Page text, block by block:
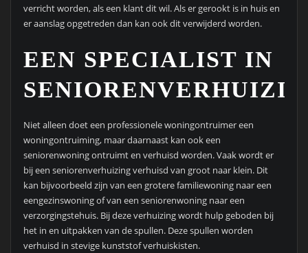
verricht worden, als een klant dit wil. Als er gerookt is in huis en
er aanslag opgetreden dan kan ook dit verwijderd worden.
EEN SPECIALIST IN
Niet alleen doet een professionele woningontruimer een
woningontruiming, maar daarnaast kan ook een
seniorenwoning ontruimt en verhuisd worden. Vaak wordt er
bij een seniorenverhuizing verhuisd van groot naar klein. Dit
kan bijvoorbeeld zijn van een grotere familiewoning naar een
eengezinswoning of van een seniorenwoning naar een
verzorgingstehuis. Bij deze verhuizing wordt hulp geboden bij
het in en uitpakken van de spullen. Deze spullen worden
verhuisd in stevige kunststof verhuiskisten.